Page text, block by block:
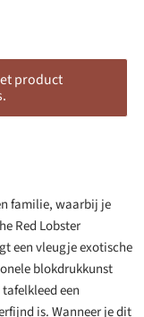
product
familie, waarbij je
Red Lobster
een vleugje exotische
blokdrukkunst
een
is. Wanneer je dit